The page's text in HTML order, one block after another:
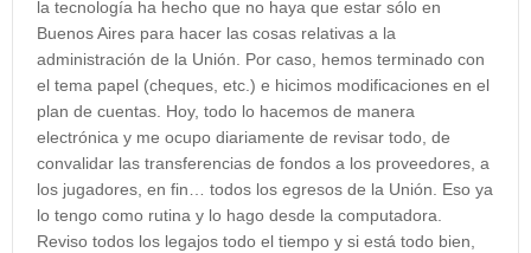
la tecnología ha hecho que no haya que estar sólo en
Buenos Aires para hacer las cosas relativas a la
administración de la Unión. Por caso, hemos terminado con
el tema papel (cheques, etc.) e hicimos modificaciones en el
plan de cuentas. Hoy, todo lo hacemos de manera
electrónica y me ocupo diariamente de revisar todo, de
convalidar las transferencias de fondos a los proveedores, a
los jugadores, en fin… todos los egresos de la Unión. Eso ya
lo tengo como rutina y lo hago desde la computadora.
Reviso todos los legajos todo el tiempo y si está todo bien,